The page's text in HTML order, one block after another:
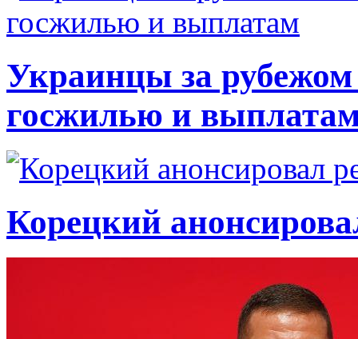
Украинцы за рубежом
госжилью и
Корецкий